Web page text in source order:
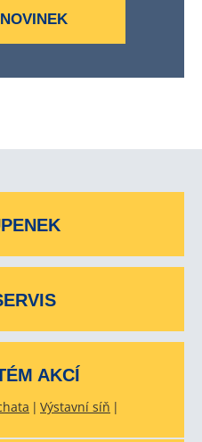
AKCÍ
Výstavní síň